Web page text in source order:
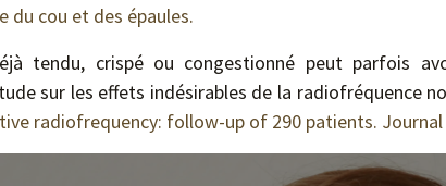
du cou et des épaules.
tendu, crispé ou congestionné peut parfois
sur les effets indésirables de la radiofréquence
radiofrequency: follow-up of 290 patients.